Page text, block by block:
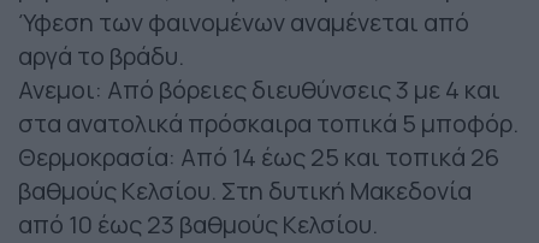
Ύφεση των φαινομένων αναμένεται από
αργά το βράδυ.
Ανεμοι: Από βόρειες διευθύνσεις 3 με 4 και
στα ανατολικά πρόσκαιρα τοπικά 5 μποφόρ.
Θερμοκρασία: Από 14 έως 25 και τοπικά 26
βαθμούς Κελσίου. Στη δυτική Μακεδονία
από 10 έως 23 βαθμούς Κελσίου.